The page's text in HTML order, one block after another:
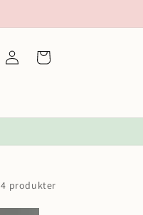
Logga
in
Varukorg
4 produkter